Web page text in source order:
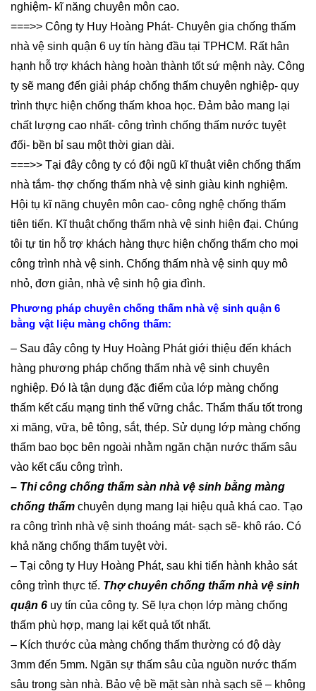
nghiệm- kĩ năng chuyên môn cao.
===>> Công ty Huy Hoàng Phát- Chuyên gia chống thấm
nhà vệ sinh quận 6 uy tín hàng đầu tại TPHCM. Rất hân
hạnh hỗ trợ khách hàng hoàn thành tốt sứ mệnh này. Công
ty sẽ mang đến giải pháp chống thấm chuyên nghiệp- quy
trình thực hiện chống thấm khoa học. Đảm bảo mang lại
chất lượng cao nhất- công trình chống thấm nước tuyệt
đối- bền bỉ sau một thời gian dài.
===>> Tại đây công ty có đội ngũ kĩ thuật viên chống thấm
nhà tắm- thợ chống thấm nhà vệ sinh giàu kinh nghiệm.
Hội tụ kĩ năng chuyên môn cao- công nghệ chống thấm
tiên tiến. Kĩ thuật chống thấm nhà vệ sinh hiện đại. Chúng
tôi tự tin hỗ trợ khách hàng thực hiện chống thấm cho mọi
công trình nhà vệ sinh. Chống thấm nhà vệ sinh quy mô
nhỏ, đơn giản, nhà vệ sinh hộ gia đình.
Phương pháp chuyên chống thấm nhà vệ sinh quận 6
bằng vật liệu màng chống thấm:
– Sau đây công ty Huy Hoàng Phát giới thiệu đến khách
hàng phương pháp chống thấm nhà vệ sinh chuyên
nghiệp. Đó là tận dụng đặc điểm của lớp màng chống
thấm kết cấu mạng tinh thể vững chắc. Thẩm thấu tốt trong
xi măng, vữa, bê tông, sắt, thép. Sử dụng lớp màng chống
thấm bao bọc bên ngoài nhằm ngăn chặn nước thấm sâu
vào kết cấu công trình.
– Thi công chống thấm sàn nhà vệ sinh bằng màng
chống thấm chuyên dụng mang lại hiệu quả khá cao. Tạo
ra công trình nhà vệ sinh thoáng mát- sạch sẽ- khô ráo. Có
khả năng chống thấm tuyệt vời.
– Tại công ty Huy Hoàng Phát, sau khi tiến hành khảo sát
công trình thực tế. Thợ chuyên chống thấm nhà vệ sinh
quận 6 uy tín của công ty. Sẽ lựa chọn lớp màng chống
thấm phù hợp, mang lại kết quả tốt nhất.
– Kích thước của màng chống thấm thường có độ dày
3mm đến 5mm. Ngăn sự thấm sâu của nguồn nước thấm
sâu trong sàn nhà. Bảo vệ bề mặt sàn nhà sạch sẽ – không